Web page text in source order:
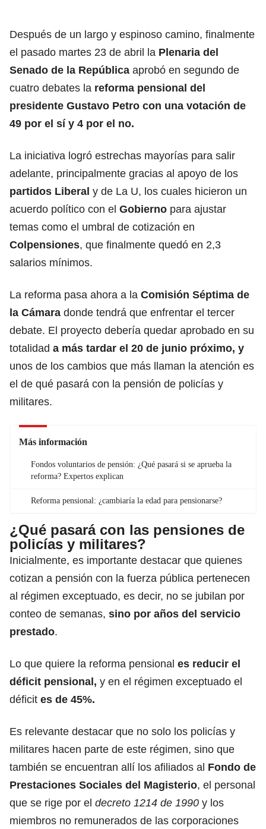
Después de un largo y espinoso camino, finalmente
el pasado martes 23 de abril la Plenaria del
Senado de la República aprobó en segundo de
cuatro debates la reforma pensional del
presidente Gustavo Petro con una votación de
49 por el sí y 4 por el no.
La iniciativa logró estrechas mayorías para salir
adelante, principalmente gracias al apoyo de los
partidos Liberal y de La U, los cuales hicieron un
acuerdo político con el Gobierno para ajustar
temas como el umbral de cotización en
Colpensiones, que finalmente quedó en 2,3
salarios mínimos.
La reforma pasa ahora a la Comisión Séptima de
la Cámara donde tendrá que enfrentar el tercer
debate. El proyecto debería quedar aprobado en su
totalidad a más tardar el 20 de junio próximo, y
unos de los cambios que más llaman la atención es
el de qué pasará con la pensión de policías y
militares.
Más información
Fondos voluntarios de pensión: ¿Qué pasará si se aprueba la
reforma? Expertos explican
Reforma pensional: ¿cambiaría la edad para pensionarse?
¿Qué pasará con las pensiones de
policías y militares?
Inicialmente, es importante destacar que quienes
cotizan a pensión con la fuerza pública pertenecen
al régimen exceptuado, es decir, no se jubilan por
conteo de semanas, sino por años del servicio
prestado.
Lo que quiere la reforma pensional es reducir el
déficit pensional, y en el régimen exceptuado el
déficit es de 45%.
Es relevante destacar que no solo los policías y
militares hacen parte de este régimen, sino que
también se encuentran allí los afiliados al Fondo de
Prestaciones Sociales del Magisterio, el personal
que se rige por el decreto 1214 de 1990 y los
miembros no remunerados de las corporaciones